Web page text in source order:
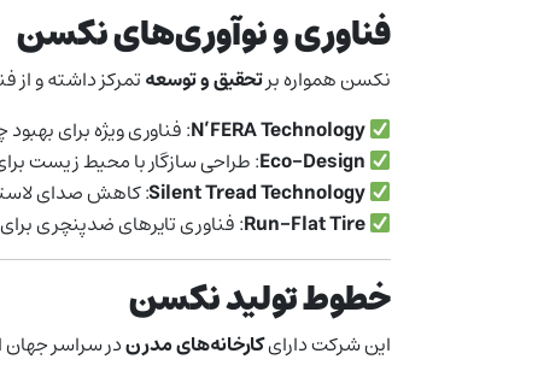
فناوری و نوآوری‌های نکسن
نکسن همواره برتحقیق و توسعهتمرکز داشته و از
N’FERA Technology: فناوری ویژه برای
Eco-Design: طراحی سازگار با محیط زیست
Silent Tread Technology: کاهش صدای
Run-Flat Tire: فناوری تایرهای ضدپنچری
خطوط تولید نکسن
این شرکت دارایکارخانه‌های مدرندر سراسر